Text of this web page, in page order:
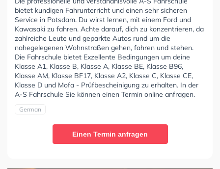
bietet kundigen Fahrunterricht und einen sehr sicheren
Service in Potsdam. Du wirst lernen, mit einem Ford und
Kawasaki zu fahren. Achte darauf, dich zu konzentrieren, da
zahlreiche Leute und geparkte Autos rund um die
nahegelegenen Wohnstraßen gehen, fahren und stehen.
Die Fahrschule bietet Exzellente Bedingungen um deine
Klasse A1, Klasse B, Klasse A, Klasse BE, Klasse B96,
Klasse AM, Klasse BF17, Klasse A2, Klasse C, Klasse CE,
Klasse D und Mofa - Prüfbescheinigung zu erhalten. In der
A-S Fahrschule Sie können einen Termin online anfragen.
German
Einen Termin anfragen